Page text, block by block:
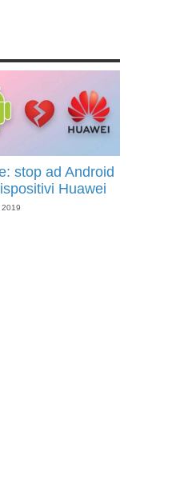
stop ad Android
Huawei